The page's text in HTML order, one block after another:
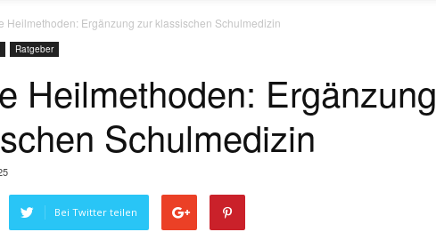
Heilmethoden: Ergänzung zur klassischen Schulmedizin
Ratgeber
Heilmethoden: Ergänzung
Schulmedizin
Bei Twitter teilen